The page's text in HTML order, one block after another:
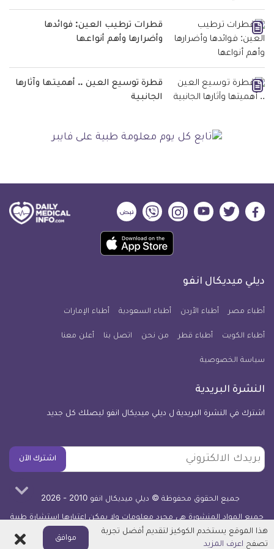
قطرات ترطيب العين: فوائدها
وأضرارها وأهم أنواعها
قطرة توسيع العين .. أهميتها وآثارها
الجانبية
ديلي
فيسبوك
ديلي
تويتر
ديلي
ميديكال
يوتيوب
ديلي
ميديكال
انفو
ديلي
ميديكال
انفو
ديلي
ميديكال
انفو
حمل
تطبيق
معلومة
للآيفون
ديلي ميديكال انفو
أطباء مصر أطباء الأردن أطباء السعودية أطباء الإمارات
أطباء الكويت أطباء قطر من نحن اتصل بنا أعلن معنا
سياسة الخصوصية
النشرة البريدية
اشترك في النشرة البريدية ل ديلي ميديكال انفو ليصلك كل جديد
بريدك
الالكتروني
اشترك الآن
جميع الحقوق محفوظة © ديلي ميديكال انفو 2010 - 2026
جميع المواد المنشورة هي مجرد معلومات ولا يمكن اعتبارها استشارة طبية
أو توصية علاجية - اعرف المزيد
هذا الموقع يستخدم الكوكيز لتقديم أفضل تجربة
تصفح اعرف المزيد
موافق اغلاق